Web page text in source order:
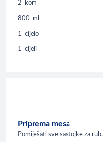
2 kom
800 ml
1 cijelo
1 cijeli
Priprema mesa
Pomiješati sve sastojke za rub.